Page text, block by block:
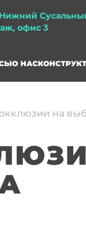
офис 3
О НАС
на